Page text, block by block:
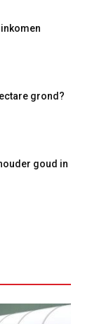
grond?
goud in